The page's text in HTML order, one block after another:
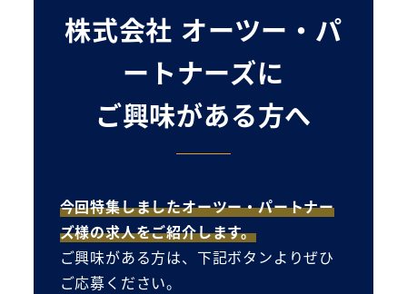
株式会社 オーツー・パ
ートナーズに
ご興味がある方へ
今回特集しましたオーツー・パートナー
ズ様の求人をご紹介します。
ご興味がある方は、下記ボタンよりぜひ
ご応募ください。